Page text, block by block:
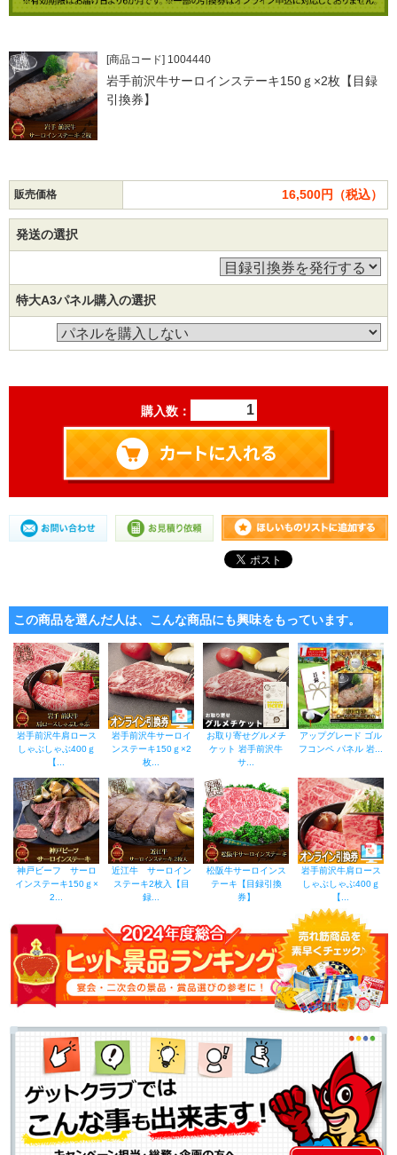
[商品コード] 1004440
岩手前沢牛サーロインステーキ150ｇ×2枚【目録
引換券】
販売価格 16,500円（税込）
発送の選択
特大A3パネル購入の選択
購入数：
この商品を選んだ人は、こんな商品にも興味をもっています。
岩手前沢牛肩ロース
しゃぶしゃぶ400ｇ
【...
岩手前沢牛サーロイ
ンステーキ150ｇ×2
枚...
お取り寄せグルメチ
ケット 岩手前沢牛
サ...
アップグレード ゴル
フコンペ パネル 岩...
神戸ビーフ サーロ
インステーキ150ｇ×
2...
近江牛 サーロイン
ステーキ2枚入【目
録...
松阪牛サーロインス
テーキ【目録引換
券】
岩手前沢牛肩ロース
しゃぶしゃぶ400ｇ
【...